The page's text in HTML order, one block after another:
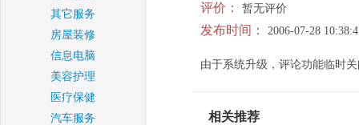
其它服务
房屋装修
信息电脑
美容护理
医疗保健
汽车服务
评价：
暂无评价
发布时间： 2006-07-28
由于系统升级，评论功能临时
相关推荐